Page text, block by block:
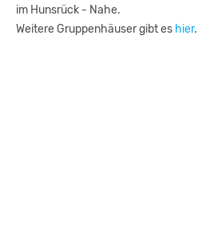
im Hunsrück - Nahe.
Weitere Gruppenhäuser gibt es hier.